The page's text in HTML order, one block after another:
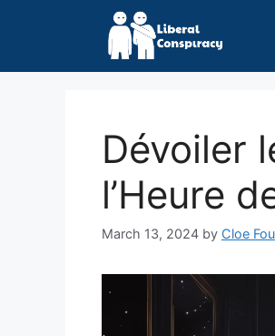
Dévoiler
l’Heure
March 13, 2024 by Cloe